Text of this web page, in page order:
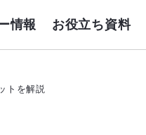
情報 お役立ち資料
トを解説